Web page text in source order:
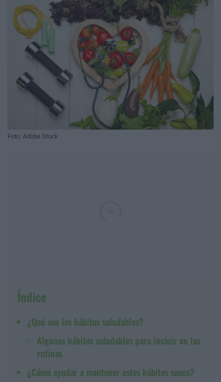
Foto: Adobe Stock
Índice
¿Qué son los hábitos saludables?
Algunos hábitos saludables para incluir en las
rutinas
¿Cómo ayudar a mantener estos hábitos sanos?